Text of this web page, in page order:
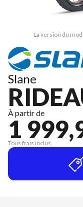
La version du
Slane
À partir de
1
Tous frais inclus